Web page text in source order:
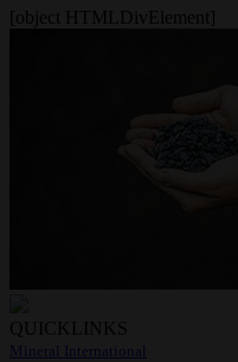
[object HTMLDivElement]
QUICKLINKS
Mineral International